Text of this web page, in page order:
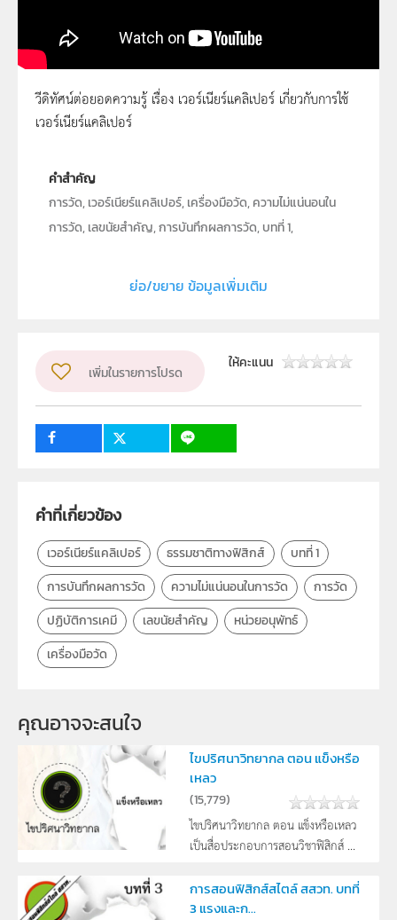
เวอร์เนียร์แคลิเปอร์
วีดิทัศน์ต่อยอดความรู้ เรื่อง เวอร์เนียร์แคลิเปอร์ เกี่ยวกับการใช้
เวอร์เนียร์แคลิเปอร์
คำสำคัญ
การวัด, เวอร์เนียร์แคลิเปอร์, เครื่องมือวัด, ความไม่แน่นอนใน
การวัด, เลขนัยสำคัญ, การบันทึกผลการวัด, บทที่ 1,
Moving Image
ผู้แต่ง หรือ เจ้าของผลงาน
วิชา
กลุ่มเป้าหมาย
ย่อ/ขยาย ข้อมูลเพิ่มเติม
เพิ่มในรายการโปรด
ให้คะแนน
คำที่เกี่ยวข้อง
เวอร์เนียร์แคลิเปอร์ ธรรมชาติทางฟิสิกส์
บทที่ 1
การบันทึกผลการวัด
ความไม่แน่นอนในการวัด
การวัด
ปฏิบัติการเคมี
เลขนัยสำคัญ
หน่วยอนุพัทธ์
เครื่องมือวัด
คุณอาจจะสนใจ
ไขปริศนาวิทยากล ตอน แข็งหรือ
เหลว
(15,779)
ไขปริศนาวิทยากล ตอน แข็งหรือเหลว
เป็นสื่อประกอบการสอนวิชาฟิสิกส์ ...
การสอนฟิสิกส์สไตล์ สสวท. บทที่
3 แรงและก...